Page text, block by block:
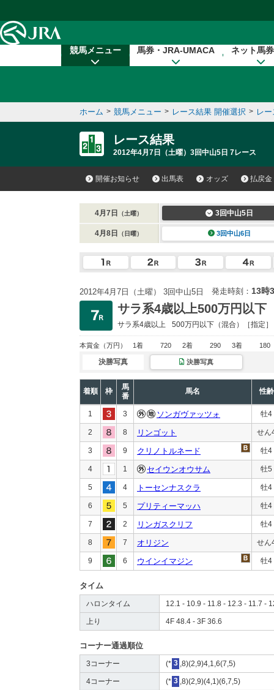
競馬メニュー 馬券・JRA-UMACA ネット馬
ホーム > 競馬メニュー > レース結果 開催選択 > レ
レース結果
2012年4月7日（土曜）3回中山5日 7レース
開催お知らせ 出馬表 オッズ 払戻金
4月7日 （土曜） 3回中山5日
4月8日 （日曜） 3回中山6日
2012年4月7日（土曜） 3回中山5日 発走時刻： 13時
サラ系4歳以上500万円以下
サラ系4歳以上 500万円以下 （混合）［指定］
本賞金 （万円） 1着 720 2着 290 3着 180
決勝写真 決勝写真
着順 枠
馬
番
馬名 性齢
1 3 ソンガヴァッツォ 牡4
2 8 リンゴット せん
3 9 クリノトルネード 牡4
4 1 セイウンオウサム 牡5
5 4 トーセンナスクラ 牡4
6 5 プリティーマッハ 牡4
7 2 リンガスクリフ 牡4
8 7 オリジン せん
9 6 ウインイマジン 牡4
タイム
ハロンタイム 12.1 - 10.9 - 11.8 - 12.3 - 11.7 -
上り 4F 48.4 - 3F 36.6
コーナー通過順位
3コーナー (* 3 ,8)(2,9)4,1,6(7,5)
4コーナー (* 3 ,8)(2,9)(4,1)(6,7,5)